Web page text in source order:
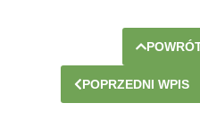
POPRZEDNI WPIS